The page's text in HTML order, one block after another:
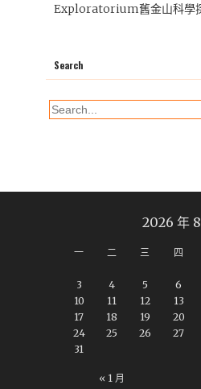
Exploratorium舊金山科學
Search
2026 年 8
一 二 三 四
« 1 月
3
4 5 6
10
11 12 13
17
18 19 20
24
25 26 27
31